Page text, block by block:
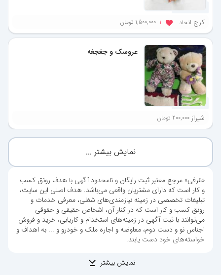
کرج اتحاد 1 1,500,000 تومان
11 ماه پیش
عروسک و جغجغه
شیراز 200,000 تومان
نمایش بیشتر ...
«مُرفی» مرجع معتبر ثبت رایگان و نامحدود آگهی با هدف رونق کسب‌
و کار است که دارای مشتریان واقعی می‌باشد. هدف اصلی این سایت،
تبلیغات تخصصی در زمینه نیازمندی‌های شغلی، معرفی خدمات و
رونق کسب‌ و کار است که در کنار آن، اشخاص حقیقی و حقوقی
می‌توانند با ثبت آگهی در زمینه‌های استخدام و کاریابی، خرید و فروش
اجناس نو و دست دوم، معاوضه و اجاره ملک و خودرو و ... به اهداف و
خواسته‌های خود دست یابند.
نمایش بیشتر